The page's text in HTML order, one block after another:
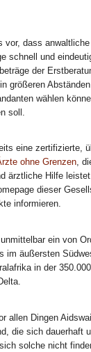
vor, dass
schnell und
der
größeren
wählen
soll.
eine zertifizierte,
ohne Grenzen ,
ärztliche Hilfe
dieser
informieren.
ein von
im äußersten
in der
allen Dingen
die sich dauerhaft
solche nicht